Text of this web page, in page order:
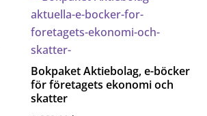
Bokpaket Aktiebolag, e-böcker
för företagets ekonomi och
skatter